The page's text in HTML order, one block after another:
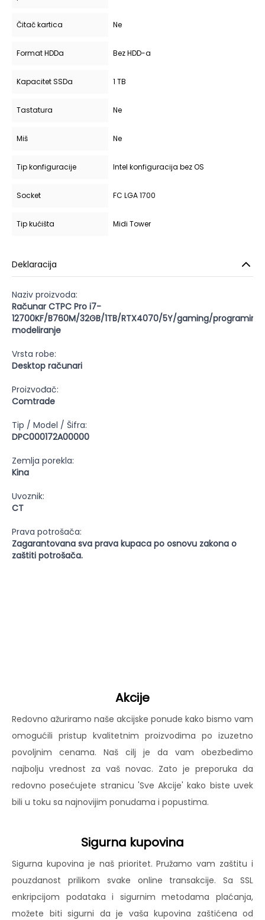
Čitač kartica Ne
Format HDDa Bez HDD-a
Kapacitet SSDa 1 TB
Tastatura Ne
Miš Ne
Tip konfiguracije Intel konfiguracija bez OS
Socket FC LGA 1700
Tip kućišta Midi Tower
Deklaracija
Naziv proizvoda:
Računar CTPC Pro i7-
12700KF/B760M/32GB/1TB/RTX4070/5Y/gaming/
modeliranje
Vrsta robe:
Desktop računari
Proizvođač:
Comtrade
Tip / Model / Šifra:
DPC000172A00000
Zemlja porekla:
Kina
Uvoznik:
CT
Prava potrošača:
Zagarantovana sva prava kupaca po osnovu zakona o
zaštiti potrošača.
Akcije
Redovno ažuriramo naše akcijske ponude kako bismo vam
omogućili pristup kvalitetnim proizvodima po izuzetno
povoljnim cenama. Naš cilj je da vam obezbedimo
najbolju vrednost za vaš novac. Zato je preporuka da
redovno posećujete stranicu 'Sve Akcije' kako biste uvek
bili u toku sa najnovijim ponudama i popustima.
Sigurna kupovina
Sigurna kupovina je naš prioritet. Pružamo vam zaštitu i
pouzdanost prilikom svake online transakcije. Sa SSL
enkripcijom podataka i sigurnim metodama plaćanja,
možete biti sigurni da je vaša kupovina zaštićena od